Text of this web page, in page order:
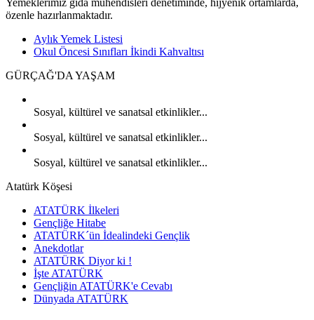
Yemeklerimiz gıda mühendisleri denetiminde, hijyenik ortamlarda,
özenle hazırlanmaktadır.
Aylık Yemek Listesi
Okul Öncesi Sınıfları İkindi Kahvaltısı
GÜRÇAĞ'DA YAŞAM
Sosyal, kültürel ve sanatsal etkinlikler...
Sosyal, kültürel ve sanatsal etkinlikler...
Sosyal, kültürel ve sanatsal etkinlikler...
Atatürk Köşesi
ATATÜRK İlkeleri
Gençliğe Hitabe
ATATÜRK´ün İdealindeki Gençlik
Anekdotlar
ATATÜRK Diyor ki !
İşte ATATÜRK
Gençliğin ATATÜRK'e Cevabı
Dünyada ATATÜRK